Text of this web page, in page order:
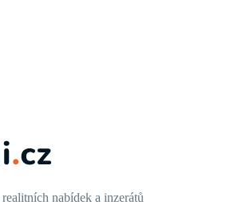
nabídek a inzerátů